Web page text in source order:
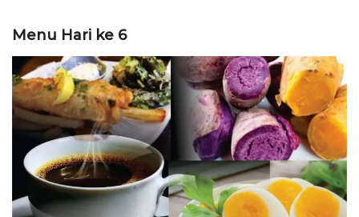
Menu Hari ke 6